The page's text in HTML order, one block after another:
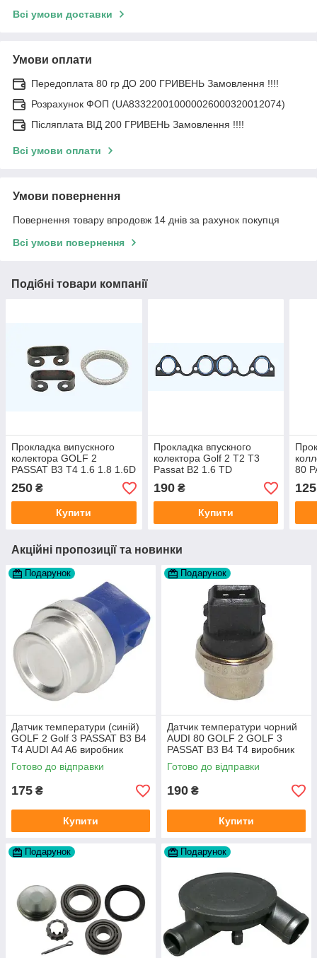
Всі умови доставки
Умови оплати
Передоплата 80 гр ДО 200 ГРИВЕНЬ Замовлення !!!!
Розрахунок ФОП (UA833220010000026000320012074)
Післяплата ВІД 200 ГРИВЕНЬ Замовлення !!!!
Всі умови оплати
Умови повернення
Повернення товару впродовж 14 днів за рахунок покупця
Всі умови повернення
Подібні товари компанії
Прокладка випускного
колектора GOLF 2
PASSAT B3 T4 1.6 1.8 1.6D
1.9 TD виробник JP
GROUP Данія
250 ₴
Купити
Прокладка впускного
колектора Golf 2 T2 T3
Passat B2 1.6 TD
190₴
Купити
80
1.6
125
Акційні пропозиції та новинки
Подарунок
Датчик температури (синій)
GOLF 2 Golf 3 PASSAT B3 B4
T4 AUDI A4 A6 виробник
Topran Німеччина
Готово до відправки
175 ₴
Купити
Подарунок
Датчик температури чорний
AUDI 80 GOLF 2 GOLF 3
PASSAT B3 B4 T4 виробник
TOPRAN Німеччина
Готово до відправки
190 ₴
Купити
Подарунок Подарунок